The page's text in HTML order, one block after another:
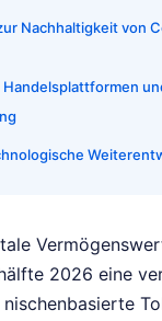
Nachhaltigkeit von
Handelsplattformen
2026 eine